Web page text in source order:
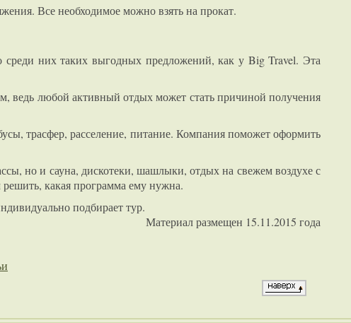
Все необходимое можно взять на прокат.
среди них таких выгодных предложений, как у Big Travel. Эта
ведь любой активный отдых может стать причиной получения
трасфер, расселение, питание. Компания поможет оформить
но и сауна, дискотеки, шашлыки, отдых на свежем воздухе с
какая программа ему нужна.
подбирает тур.
Материал размещен 15.11.2015 года